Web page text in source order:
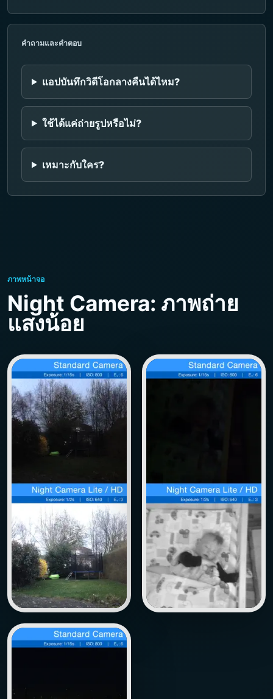
คำถามและคำตอบ
แอปบันทึกวิดีโอกลางคืนได้ไหม?
ใช้ได้แค่ถ่ายรูปหรือไม่?
เหมาะกับใคร?
ภาพหน้าจอ
Night Camera: ภาพถ่าย
แสงน้อย